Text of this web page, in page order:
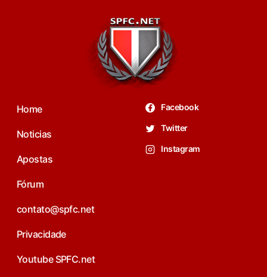
Home
Noticias
Apostas
Fórum
contato@spfc.net
Privacidade
Youtube SPFC.net
Facebook
Twitter
Instagram